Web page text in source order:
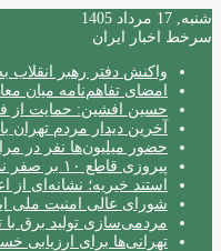
شنبه, 17 مرداد 1405
سرخط اخبار ایران
واکنش دفتر رهبر
امضای تفاهم‌نامه میان
حسین افشین: حمایت از
آخرین دیدار مردم تهران
حضور میلیون‌ها نفر در
پیروزی قاطع ۱۰ بر صفر نمایندگان «ایران» مقابل «آمریکا» در ربوکاپ ۲۰۲۶
استند خیریه؛ نشانه‌ای
شورای عالی امنیت ملی
مردمی‌سازی تولید برق
تهرانی‌ها برای ارزیابی